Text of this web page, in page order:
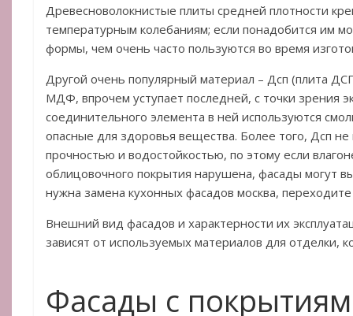
Древесноволокнистые плиты средней плотности
температурным колебаниям; если понадобится им
формы, чем очень часто пользуются во время
Другой очень популярный материал – Дсп (плита
МДФ, впрочем уступает последней, с точки зрения
соединительного элемента в ней используются
опасные для здоровья вещества. Более того, Дсп
прочностью и водостойкостью, по этому если
облицовочного покрытия нарушена, фасады могут
нужна замена кухонных фасадов москва,
Внешний вид фасадов и характерности их
зависят от используемых материалов для отделки,
Фасады с